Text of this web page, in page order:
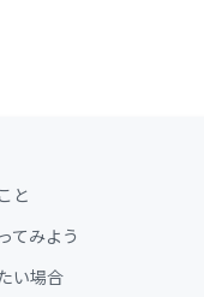
と
てみよう
い場合